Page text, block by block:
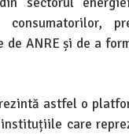
consumatorilor,
ANRE și de a
astfel o
care